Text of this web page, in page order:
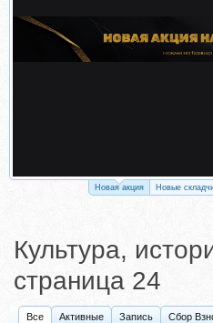
Новая акция Новые
Культура,
страница 24
Все Активные Запись Сбор